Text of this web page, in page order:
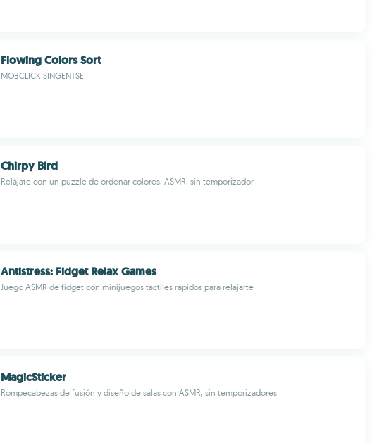
Flowing Colors Sort
MOBCLICK SINGENTSE
Chirpy Bird
Relájate con un puzzle de ordenar colores, ASMR, sin temporizador
Antistress: Fidget Relax Games
Juego ASMR de fidget con minijuegos táctiles rápidos para relajarte
MagicSticker
Rompecabezas de fusión y diseño de salas con ASMR, sin temporizadores